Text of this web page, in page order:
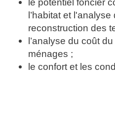
l’habitat et
reconstruction des
l’analyse du coût
ménages ;
le confort et les